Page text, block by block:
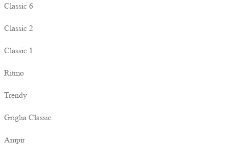
Classic 6
Classic 2
Classic 1
Ritmo
Trendy
Griglia Classic
Ampir